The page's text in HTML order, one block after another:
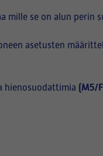
mille se on alun perin
asetusten
hienosuodattimia (M5/